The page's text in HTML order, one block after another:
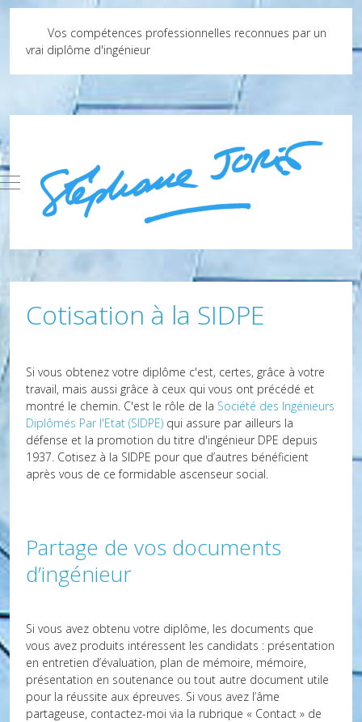
Vos compétences professionnelles reconnues par un
vrai diplôme d'ingénieur
Mobile Menu Toggle
Cotisation à la SIDPE
Si vous obtenez votre diplôme c'est, certes, grâce à votre
travail, mais aussi grâce à ceux qui vous ont précédé et
montré le chemin. C'est le rôle de la Société des Ingénieurs
Diplômés Par l'Etat (SIDPE) qui assure par ailleurs la
défense et la promotion du titre d'ingénieur DPE depuis
1937. Cotisez à la SIDPE pour que d’autres bénéficient
après vous de ce formidable ascenseur social.
Partage de vos documents
d’ingénieur
Si vous avez obtenu votre diplôme, les documents que
vous avez produits intéressent les candidats : présentation
en entretien d’évaluation, plan de mémoire, mémoire,
présentation en soutenance ou tout autre document utile
pour la réussite aux épreuves. Si vous avez l’âme
partageuse, contactez-moi via la rubrique « Contact » de